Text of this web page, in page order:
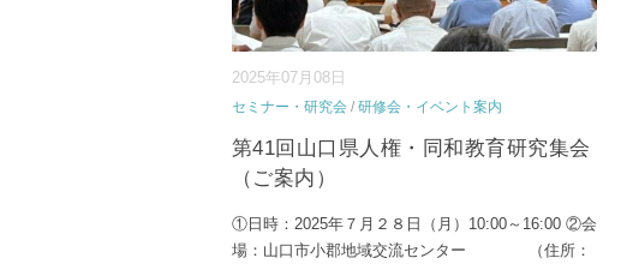
2025年07月08日
セミナー・研究会/ 研修会・イベント案内
第41回山口県人権・同和教育研究集会
（ご案内）
①日時：2025年７月２８日（月）10:00～16:00 ②会
場：山口市小郡地域交流センター （住所：